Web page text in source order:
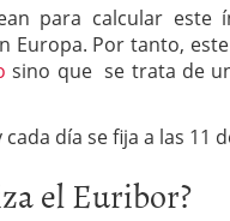
para calcular este
Europa. Por tanto,
sino que se trata de
cada día se fija a las 11
el Euribor?